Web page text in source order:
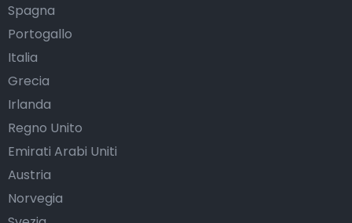
Spagna
Portogallo
Italia
Grecia
Irlanda
Regno Unito
Emirati Arabi Uniti
Austria
Norvegia